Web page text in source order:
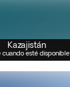
Kazajistán
cuando esté disponible